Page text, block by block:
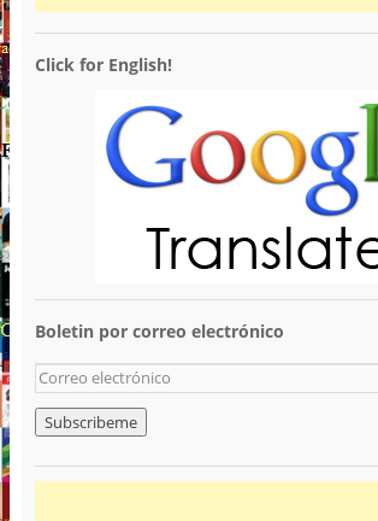
Click for English!
Boletin por correo electrónico